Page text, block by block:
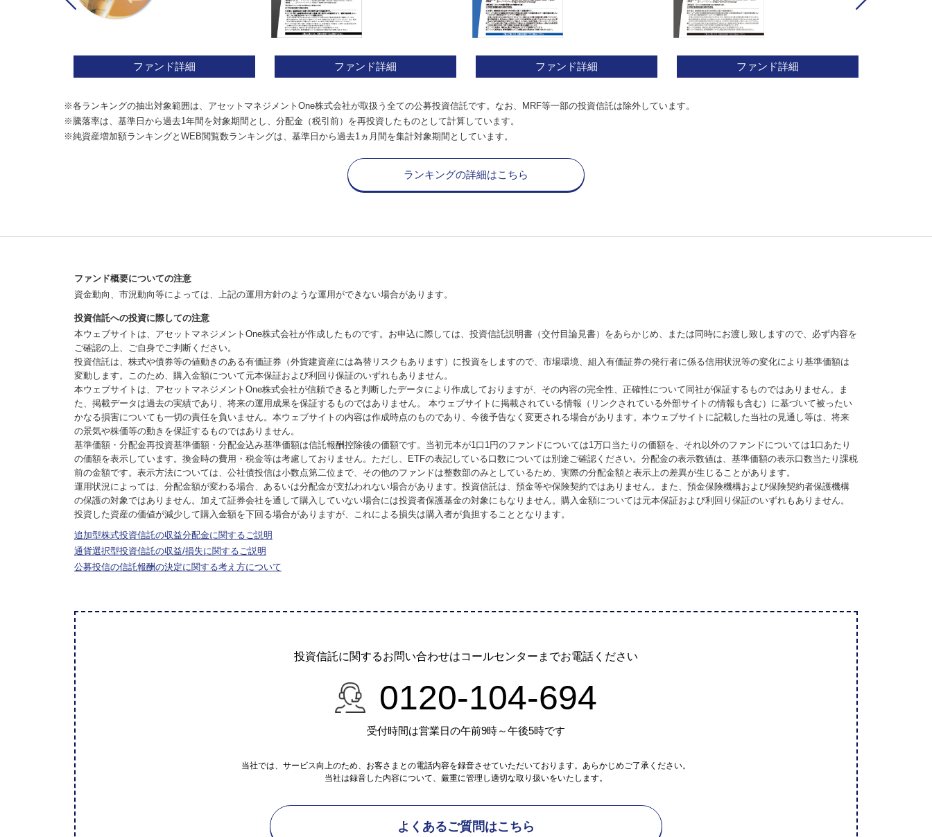
ファンド詳細 ファンド詳細 ファンド詳細 ファンド詳細
※各ランキングの抽出対象範囲は、アセットマネジメントOne株式会社が取扱う全ての公募投資信託です。なお、MRF等一部の投資信託は除外しています。
※騰落率は、基準日から過去1年間を対象期間とし、分配金（税引前）を再投資したものとして計算しています。
※純資産増加額ランキングとWEB閲覧数ランキングは、基準日から過去1ヵ月間を集計対象期間としています。
ランキングの詳細はこちら
ファンド概要についての注意
資金動向、市況動向等によっては、上記の運用方針のような運用ができない場合があります。
投資信託への投資に際しての注意
本ウェブサイトは、アセットマネジメントOne株式会社が作成したものです。お申込に際しては、投資信託説明書（交付目論見書）をあらかじめ、または同時にお渡し致しますので、必ず内容を
ご確認の上、ご自身でご判断ください。
投資信託は、株式や債券等の値動きのある有価証券（外貨建資産には為替リスクもあります）に投資をしますので、市場環境、組入有価証券の発行者に係る信用状況等の変化により基準価額は
変動します。このため、購入金額について元本保証および利回り保証のいずれもありません。
本ウェブサイトは、アセットマネジメントOne株式会社が信頼できると判断したデータにより作成しておりますが、その内容の完全性、正確性について同社が保証するものではありません。ま
た、掲載データは過去の実績であり、将来の運用成果を保証するものではありません。 本ウェブサイトに掲載されている情報（リンクされている外部サイトの情報も含む）に基づいて被ったい
かなる損害についても一切の責任を負いません。本ウェブサイトの内容は作成時点のものであり、今後予告なく変更される場合があります。本ウェブサイトに記載した当社の見通し等は、将来
の景気や株価等の動きを保証するものではありません。
基準価額・分配金再投資基準価額・分配金込み基準価額は信託報酬控除後の価額です。当初元本が1口1円のファンドについては1万口当たりの価額を、それ以外のファンドについては1口あたり
の価額を表示しています。換金時の費用・税金等は考慮しておりません。ただし、ETFの表記している口数については別途ご確認ください。分配金の表示数値は、基準価額の表示口数当たり課税
前の金額です。表示方法については、公社債投信は小数点第二位まで、その他のファンドは整数部のみとしているため、実際の分配金額と表示上の差異が生じることがあります。
運用状況によっては、分配金額が変わる場合、あるいは分配金が支払われない場合があります。投資信託は、預金等や保険契約ではありません。また、預金保険機構および保険契約者保護機構
の保護の対象ではありません。加えて証券会社を通して購入していない場合には投資者保護基金の対象にもなりません。購入金額については元本保証および利回り保証のいずれもありません。
投資した資産の価値が減少して購入金額を下回る場合がありますが、これによる損失は購入者が負担することとなります。
追加型株式投資信託の収益分配金に関するご説明
通貨選択型投資信託の収益/損失に関するご説明
公募投信の信託報酬の決定に関する考え方について
投資信託に関するお問い合わせはコールセンターまでお電話ください
0120-104-694
受付時間は営業日の午前9時～午後5時です
当社では、サービス向上のため、お客さまとの電話内容を録音させていただいております。あらかじめご了承ください。
当社は録音した内容について、厳重に管理し適切な取り扱いをいたします。
よくあるご質問はこちら